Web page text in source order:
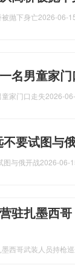
抛下身亡2026-06-
名男童家
家门口走失2026-
要试图与
图与俄开战2026-06-
驻扎墨西
西哥武装人员持枪